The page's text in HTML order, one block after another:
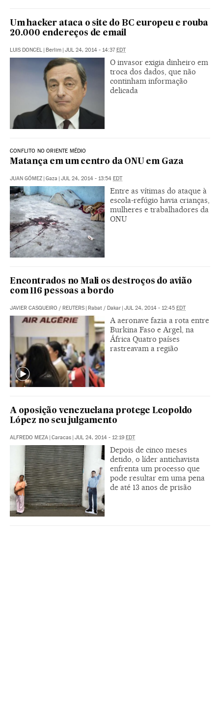
Um hacker ataca o site do BC europeu e rouba
20.000 endereços de email
LUIS DONCEL | Berlim | JUL 24, 2014 - 14:37EDT
O invasor exigia dinheiro em
troca dos dados, que não
continham informação
delicada
CONFLITO NO ORIENTE MÉDIO
Matança em um centro da ONU em Gaza
JUAN GÓMEZ | Gaza | JUL 24, 2014 - 13:54 EDT
Entre as vítimas do ataque à
escola-refúgio havia crianças,
mulheres e trabalhadores da
ONU
Encontrados no Mali os destroços do avião
com 116 pessoas a bordo
JAVIER CASQUEIRO / REUTERS | Rabat / Dakar | JUL 24, 2014 - 12:45 EDT
A aeronave fazia a rota entre
Burkina Faso e Argel, na
África Quatro países
rastreavam a região
A oposição venezuelana protege Leopoldo
López no seu julgamento
ALFREDO MEZA | Caracas | JUL 24, 2014 - 12:19 EDT
Depois de cinco meses
detido, o líder antichavista
enfrenta um processo que
pode resultar em uma pena
de até 13 anos de prisão